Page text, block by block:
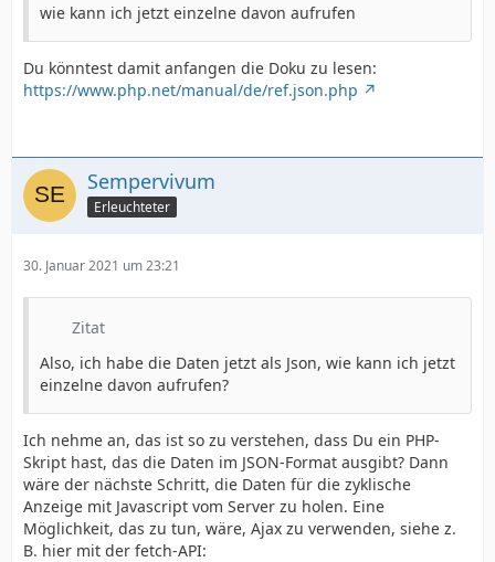
wie kann ich jetzt einzelne davon aufrufen
Du könntest damit anfangen die Doku zu lesen:
https://www.php.net/manual/de/ref.json.php
Sempervivum
Erleuchteter
30. Januar 2021 um 23:21
Zitat
Also, ich habe die Daten jetzt als Json, wie kann ich jetzt
einzelne davon aufrufen?
Ich nehme an, das ist so zu verstehen, dass Du ein PHP-
Skript hast, das die Daten im JSON-Format ausgibt? Dann
wäre der nächste Schritt, die Daten für die zyklische
Anzeige mit Javascript vom Server zu holen. Eine
Möglichkeit, das zu tun, wäre, Ajax zu verwenden, siehe z.
B. hier mit der fetch-API: